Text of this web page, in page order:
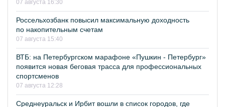
07 августа 16:30
Россельхозбанк повысил максимальную доходность
по накопительным счетам
07 августа 15:40
ВТБ: на Петербургском марафоне «Пушкин - Петербург»
появится новая беговая трасса для профессиональных
спортсменов
07 августа 12:28
Среднеуральск и Ирбит вошли в список городов, где